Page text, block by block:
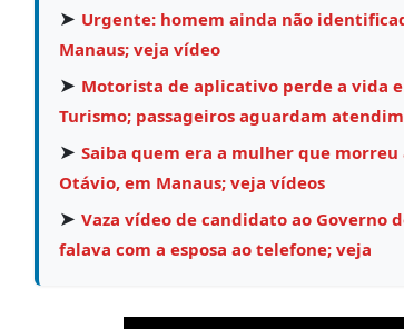
➤ Urgente: homem ainda não
Manaus; veja vídeo
➤ Motorista de aplicativo perde a vida
Turismo; passageiros aguardam
➤ Saiba quem era a mulher que
Otávio, em Manaus; veja vídeos
➤ Vaza vídeo de candidato ao Governo
falava com a esposa ao telefone; veja